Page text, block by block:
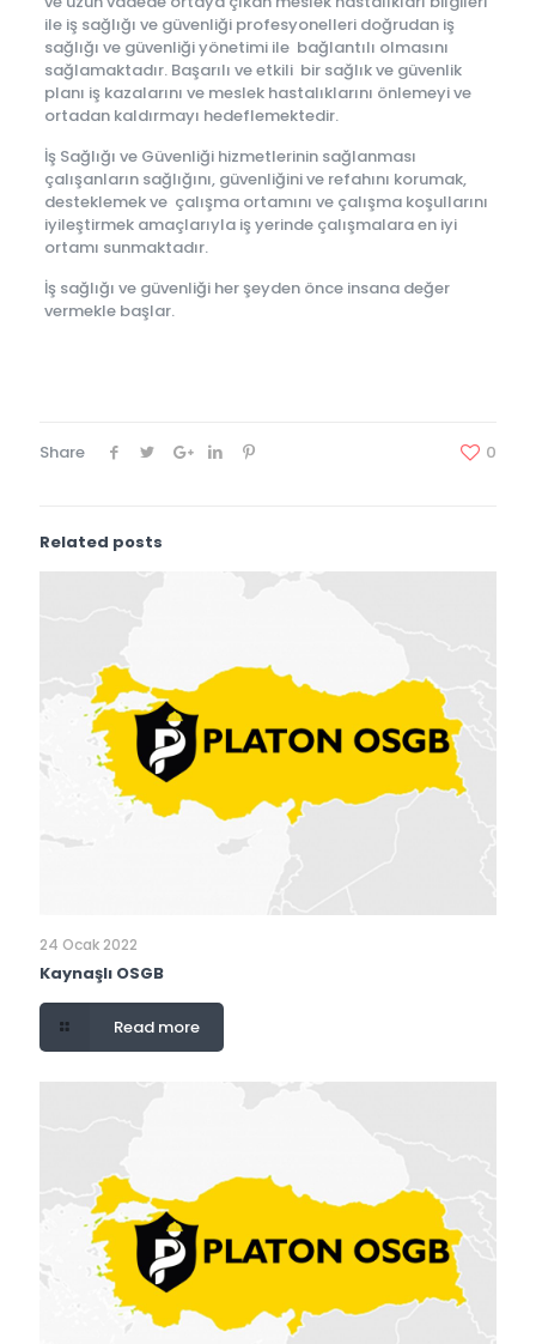
ile iş sağlığı ve güvenliği profesyonelleri doğrudan iş
sağlığı ve güvenliği yönetimi ile bağlantılı olmasını
sağlamaktadır. Başarılı ve etkili bir sağlık ve güvenlik
planı iş kazalarını ve meslek hastalıklarını önlemeyi ve
ortadan kaldırmayı hedeflemektedir.
İş Sağlığı ve Güvenliği hizmetlerinin sağlanması
çalışanların sağlığını, güvenliğini ve refahını korumak,
desteklemek ve çalışma ortamını ve çalışma koşullarını
iyileştirmek amaçlarıyla iş yerinde çalışmalara en iyi
ortamı sunmaktadır.
İş sağlığı ve güvenliği her şeyden önce insana değer
vermekle başlar.
Share 0
Related posts
24 Ocak 2022
Kaynaşlı OSGB
Read more